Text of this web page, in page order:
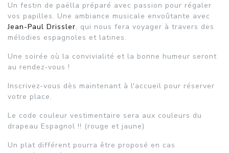
Un festin de paëlla préparé avec passion pour régaler
vos papilles. Une ambiance musicale envoûtante avec
Jean-Paul Drissler, qui nous fera voyager à travers des
mélodies espagnoles et latines.
Une soirée où la convivialité et la bonne humeur seront
au rendez-vous !
Inscrivez-vous dès maintenant à l'accueil pour réserver
votre place.
Le code couleur vestimentaire sera aux couleurs du
drapeau Espagnol !! (rouge et jaune)
Un plat différent pourra être proposé en cas